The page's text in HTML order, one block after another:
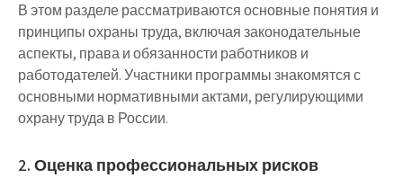
В этом разделе рассматриваются основные понятия и
принципы охраны труда, включая законодательные
аспекты, права и обязанности работников и
работодателей. Участники программы знакомятся с
основными нормативными актами, регулирующими
охрану труда в России.
2. Оценка профессиональных рисков